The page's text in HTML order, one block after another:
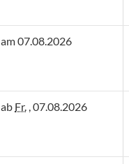
am 07.08.2026
ab Fr. , 07.08.2026